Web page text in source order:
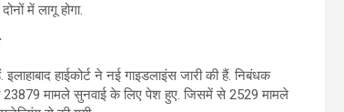
में लागू होगा.
हाईकोर्ट ने नई गाइडलाइंस जारी की हैं. निबंधक
23879 मामले सुनवाई के लिए पेश हुए. जिसमें से 2529 मामले